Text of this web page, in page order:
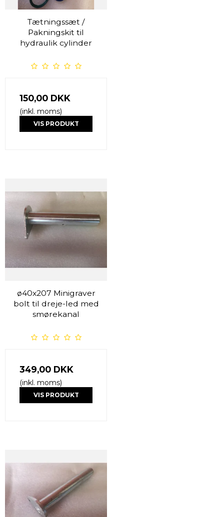
Tætningssæt /
Pakningskit til
hydraulik cylinder
150,00 DKK
(inkl. moms)
VIS PRODUKT
ø40x207 Minigraver
bolt til dreje-led med
smørekanal
349,00 DKK
(inkl. moms)
VIS PRODUKT